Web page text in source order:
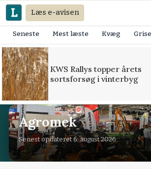
Læs e-avisen
Seneste Mest læste Kvæg Grise
KWS Rallys topper årets
sortsforsøg i vinterbyg
Agromek
Senest opdateret 6. august 2026